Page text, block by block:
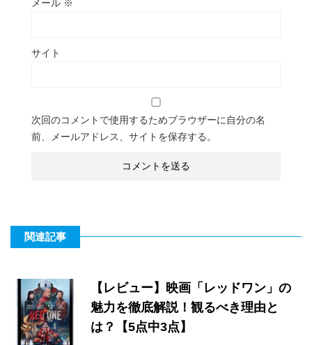
メール ※
サイト
次回のコメントで使用するためブラウザーに自分の名
前、メールアドレス、サイトを保存する。
関連記事
【レビュー】映画「レッドワン」の
魅力を徹底解説！観るべき理由と
は？【5点中3点】